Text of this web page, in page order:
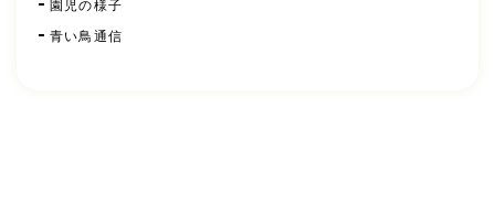
園児の様子
青い鳥通信